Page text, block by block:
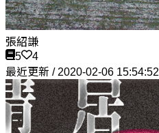
張紹謙
5
4
最近更新 / 2020-02-06 15:54:52